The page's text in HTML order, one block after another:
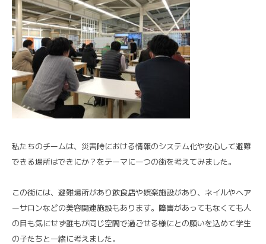
私たちのチームは、災害時における情報のシステム化や安心して避難
できる場所はできにか？をテーマに一つの街を考えてみました。
この街には、避難場所があり飲食店や娯楽施設があり、ネイルやヘア
ーサロンなどの美容関連施設もあります。障害があってもなくても人
の目も気にせず誰もが同じ空間で過ごせる様にとの願いを込めて学生
の子たちと一緒に考えました。